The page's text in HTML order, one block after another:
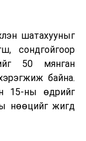
шатахууныг
сондгойгоор
50 мянган
байна.
15-ны өдрийг
нөөцийг жигд